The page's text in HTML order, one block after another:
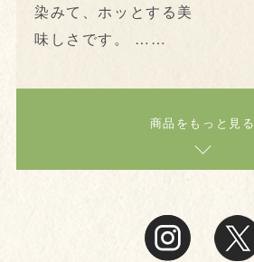
染みて、ホッとする美
味しさです。 ……
商品をもっと見る